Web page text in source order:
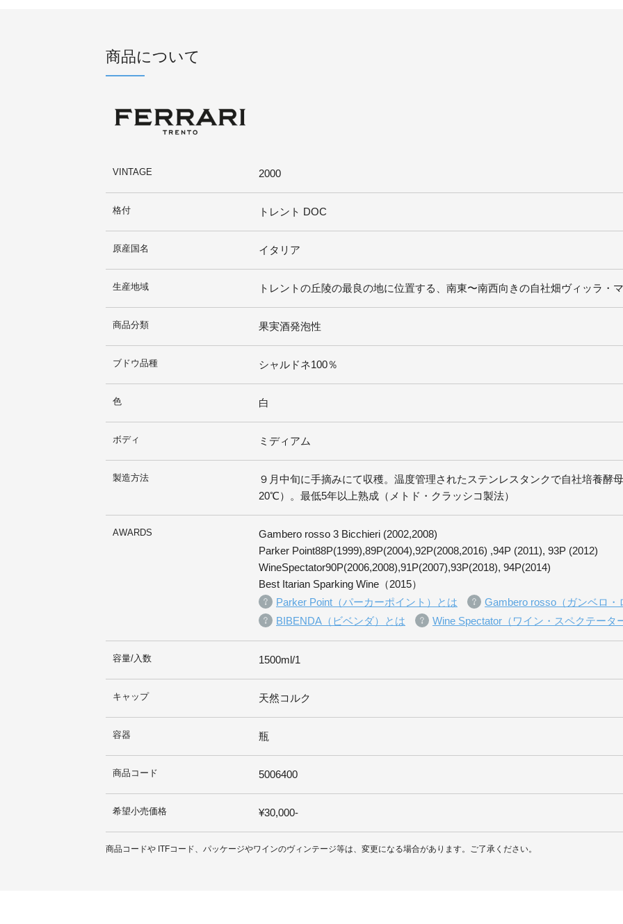
商品について
VINTAGE 2000
格付 トレント DOC
原産国名 イタリア
生産地域 トレントの丘陵の最良の地に位置する、南東〜南西向きの自社畑ヴィッラ・
商品分類 果実酒発泡性
ブドウ品種 シャルドネ100％
色 白
ボディ ミディアム
製造方法
９月中旬に手摘みにて収穫。温度管理されたステンレスタンクで自社培養酵
20℃）。最低5年以上熟成（メトド・クラッシコ製法）
AWARDS
Gambero rosso 3 Bicchieri (2002,2008)
Parker Point88P(1999),89P(2004),92P(2008,2016) ,94P (2011), 93P (2012)
WineSpectator90P(2006,2008),91P(2007),93P(2018), 94P(2014)
Best Itarian Sparking Wine（2015）
Parker Point（パーカーポイント）とは
Gambero rosso（ガンベロ・
BIBENDA（ビベンダ）とは
Wine Spectator（ワイン・スペクテータ
容量/入数 1500ml/1
キャップ 天然コルク
容器 瓶
商品コード 5006400
希望小売価格 ¥30,000-
商品コードや ITFコード、パッケージやワインのヴィンテージ等は、変更になる場合があります。ご了承ください。